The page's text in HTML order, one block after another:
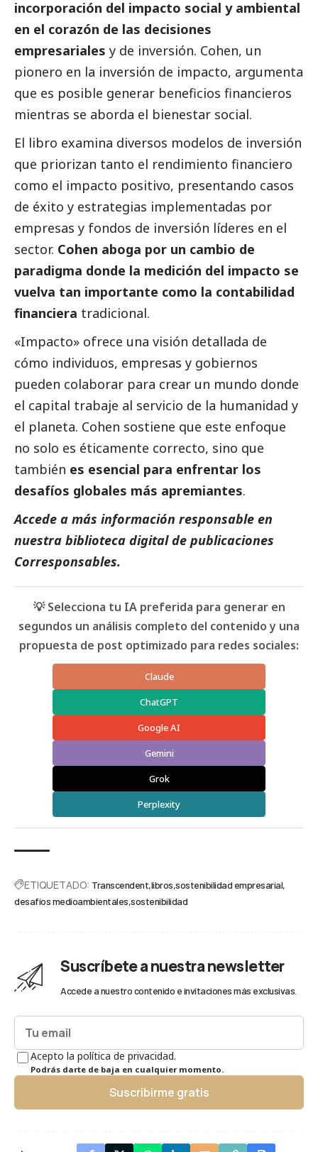
incorporación del impacto social y ambiental
en el corazón de las decisiones
empresariales y de inversión. Cohen, un
pionero en la inversión de impacto, argumenta
que es posible generar beneficios financieros
mientras se aborda el bienestar social.
El libro examina diversos modelos de inversión
que priorizan tanto el rendimiento financiero
como el impacto positivo, presentando casos
de éxito y estrategias implementadas por
empresas y fondos de inversión líderes en el
sector. Cohen aboga por un cambio de
paradigma donde la medición del impacto se
vuelva tan importante como la contabilidad
financiera tradicional.
«Impacto» ofrece una visión detallada de
cómo individuos, empresas y gobiernos
pueden colaborar para crear un mundo donde
el capital trabaje al servicio de la humanidad y
el planeta. Cohen sostiene que este enfoque
no solo es éticamente correcto, sino que
también es esencial para enfrentar los
desafíos globales más apremiantes.
Accede a más información responsable en
nuestra biblioteca digital de publicaciones
Corresponsables.
💡 Selecciona tu IA preferida para generar en
segundos un análisis completo del contenido y una
propuesta de post optimizado para redes sociales:
Claude
ChatGPT
Google AI
Gemini
Grok
Perplexity
ETIQUETADO: Transcendent libros sostenibilidad empresarial
desafíos medioambientales sostenibilidad
Suscríbete a nuestra newsletter
Accede a nuestro contenido e invitaciones más exclusivas.
Acepto la política de privacidad.
Podrás darte de baja en cualquier momento.
Suscribirme gratis